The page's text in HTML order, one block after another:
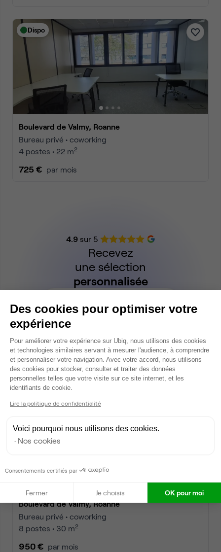
Dispo
Boulevard de Valmy, Roanne
Bureau privé • coworking
4 postes • 22 m2
725 € par mois
4.9sur 5
Recevez
une sélection
personnalisée
Parler à un expert Ubiq
Dispo
Boulevard de Valmy, Roanne
Bureau privé • coworking
8 postes • 30 m2
950 € par mois
Des cookies pour optimiser votre
expérience
Plateforme de Gestion du
Pour améliorer votre expérience sur Ubiq, nous utilisons des cookies
et technologies similaires servant à mesurer l'audience, à comprendre
et personnaliser votre navigation. Avec votre accord, nous utilisons
des cookies pour stocker, consulter et traiter des données
personnelles telles que votre visite sur ce site internet, et les
identifiants de cookie.
Lire la politique de confidentialité
Voici pourquoi nous utilisons des cookies.
Nos cookies
Consentements certifiés par
Fermer Je choisis OK pour moi